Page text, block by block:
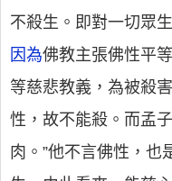
不殺生。即對一切眾
因為佛教主張佛性平
等慈悲教義，為被殺
性，故不能殺。而孟
肉。”他不言佛性，也